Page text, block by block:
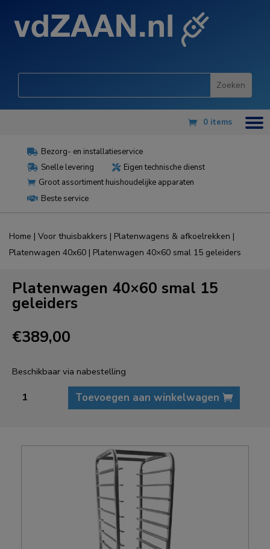
0 items
 Bezorg- en installatieservice
 Snelle levering  Eigen technische dienst
 Groot assortiment huishoudelijke apparaten
 Beste service
Home | Voor thuisbakkers | Platenwagens & afkoelrekken |
Platenwagen 40x60 | Platenwagen 40×60 smal 15 geleiders
Platenwagen 40×60 smal 15
geleiders
€389,00
Beschikbaar via nabestelling
Platenwagen
40x60
Toevoegen aan winkelwagen